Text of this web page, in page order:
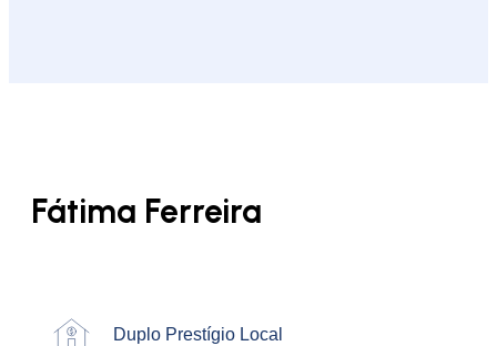
Fátima Ferreira
Duplo Prestígio Local